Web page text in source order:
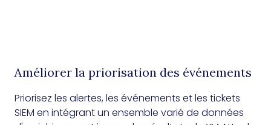
Améliorer la priorisation des événements
Priorisez les alertes, les événements et les tickets
SIEM en intégrant un ensemble varié de données